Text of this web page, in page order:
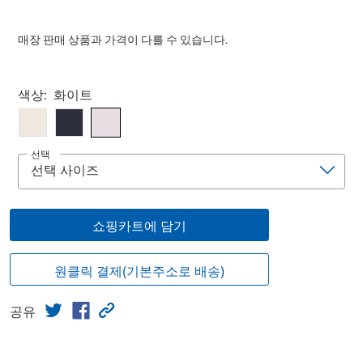
매장 판매 상품과 가격이 다를 수 있습니다.
Select product
색상: 화이트
선택
쇼핑카트에 담기
원클릭 결제(기본주소로 배송)
공유